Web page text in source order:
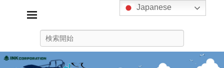
インクコーポレーション釣り
クラブ
Japanese